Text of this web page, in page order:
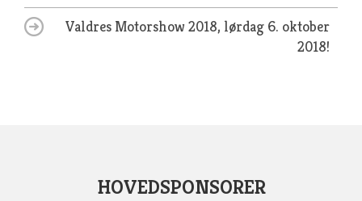
Valdres Motorshow 2018, lørdag 6. oktober
2018!
HOVEDSPONSORER